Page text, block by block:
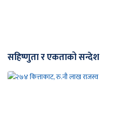
सहिष्णुता र एकताको सन्देश